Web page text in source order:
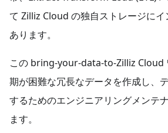
て Zilliz Cloud の独自ストレージに
あります。
この bring-your-data-to-Zilliz Cloud
期が困難な冗長なデータを作成し、
するためのエンジニアリングメンテ
ます。